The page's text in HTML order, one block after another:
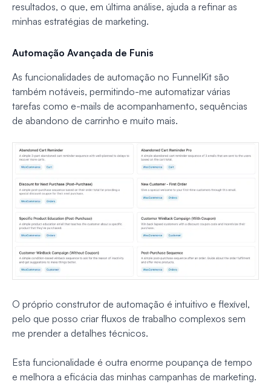
resultados, o que, em última análise, ajuda a refinar as
minhas estratégias de marketing.
Automação Avançada de Funis
As funcionalidades de automação no FunnelKit são
também notáveis, permitindo-me automatizar várias
tarefas como e-mails de acompanhamento, sequências
de abandono de carrinho e muito mais.
O próprio construtor de automação é intuitivo e flexível,
pelo que posso criar fluxos de trabalho complexos sem
me prender a detalhes técnicos.
Esta funcionalidade é outra enorme poupança de tempo
e melhora a eficácia das minhas campanhas de marketing.